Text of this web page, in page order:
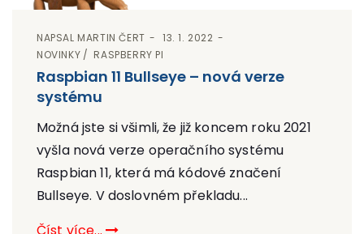
NAPSAL MARTIN ČERT
13. 1. 2022
NOVINKY
RASPBERRY PI
Raspbian 11 Bullseye – nová verze
systému
Možná jste si všimli, že již koncem roku 2021
vyšla nová verze operačního systému
Raspbian 11, která má kódové značení
Bullseye. V doslovném překladu...